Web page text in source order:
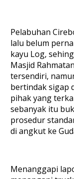
Pelabuhan
lalu belum
kayu Log,
Masjid
tersendiri,
bertindak sigap
pihak yang
sebanyak itu
prosedur
di angkut ke
Menanggapi